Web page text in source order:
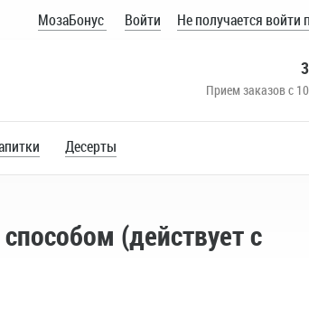
МозаБонус Войти Не получается войти
Прием заказов с
Десерты
(действует с